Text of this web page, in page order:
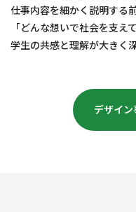
仕事内容を細かく説明する前
「どんな想いで社会を支え
学生の共感と理解が大きく
デザイ